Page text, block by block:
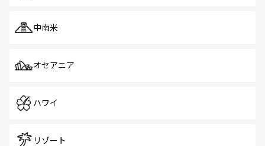
中南米
オセアニア
ハワイ
リゾート